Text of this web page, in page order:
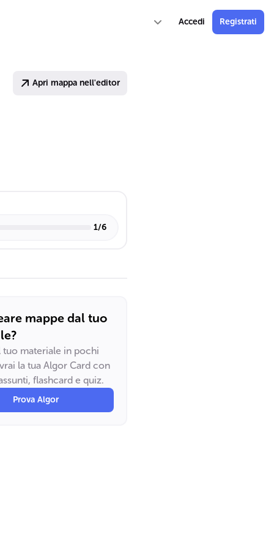
Accedi Registrati
Apri mappa nell'editor
1/6
mappe dal tuo
tuo materiale in pochi
la tua Algor Card con
flashcard e quiz.
Prova Algor